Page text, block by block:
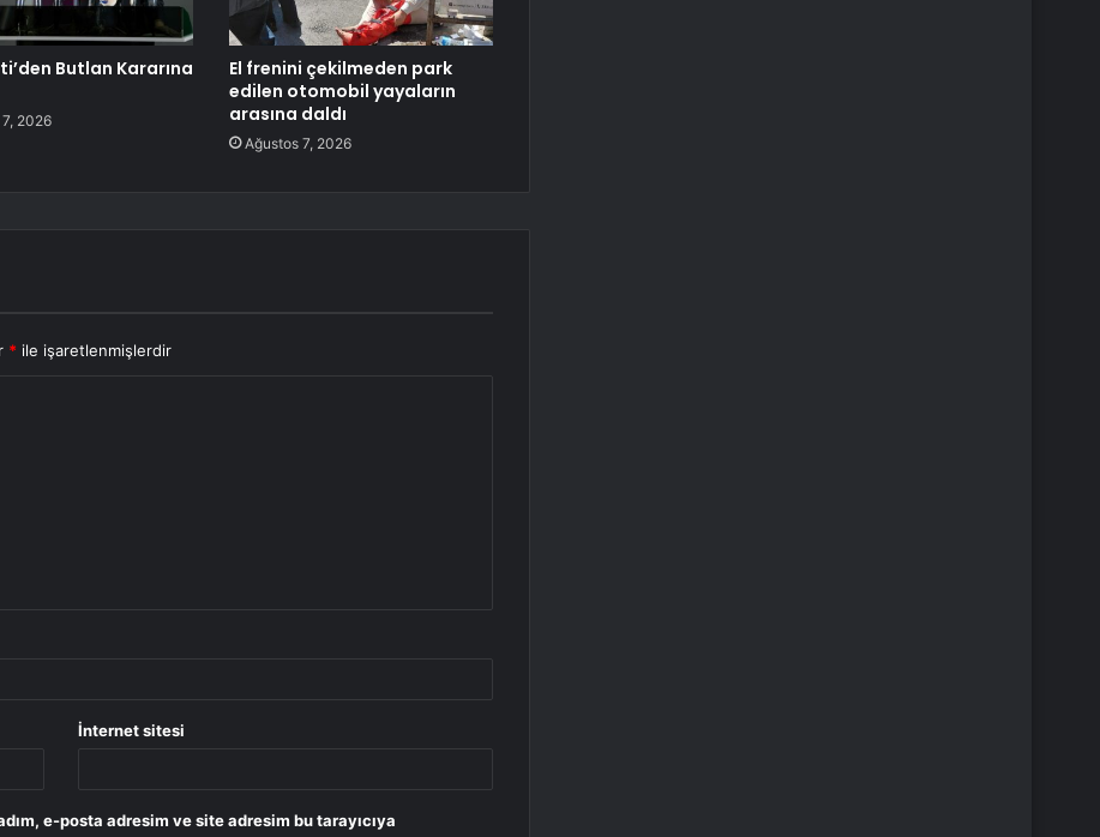
Butlan Kararına
2026
El frenini çekilmeden park
edilen otomobil yayaların
arasına daldı
Ağustos 7, 2026
* ile işaretlenmişlerdir
İnternet sitesi
e-posta adresim ve site adresim bu tarayıcıya